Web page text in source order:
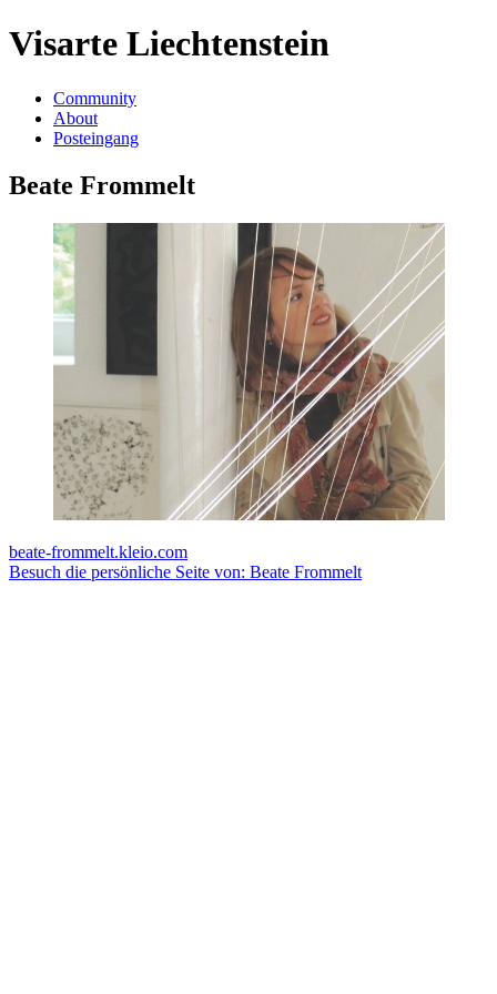
Visarte Liechtenstein
Community
About
Posteingang
Beate Frommelt
beate-frommelt.kleio.com
Besuch die persönliche Seite von: Beate Frommelt